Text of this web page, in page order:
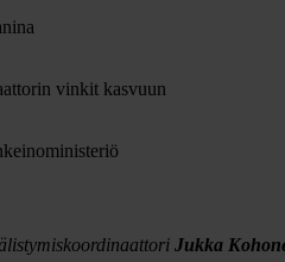
vinkit kasvuun
Jukka